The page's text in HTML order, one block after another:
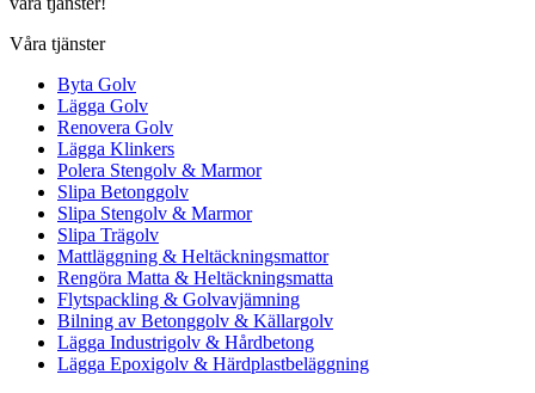
Våra tjänster
Byta Golv
Lägga Golv
Renovera Golv
Lägga Klinkers
Polera Stengolv & Marmor
Slipa Betonggolv
Slipa Stengolv & Marmor
Slipa Trägolv
Mattläggning & Heltäckningsmattor
Rengöra Matta & Heltäckningsmatta
Flytspackling & Golvavjämning
Bilning av Betonggolv & Källargolv
Lägga Industrigolv & Hårdbetong
Lägga Epoxigolv & Härdplastbeläggning